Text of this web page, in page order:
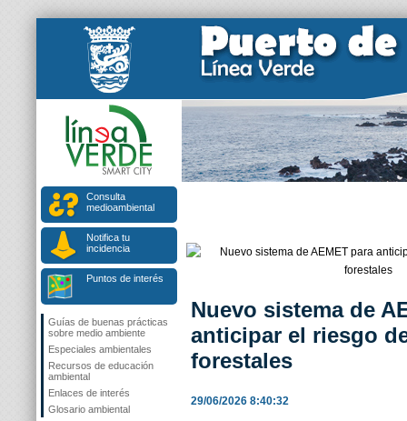
Consulta
medioambiental
Notifica tu
incidencia
Puntos de interés
Guías de buenas prácticas
sobre medio ambiente
Especiales ambientales
Recursos de educación
ambiental
Enlaces de interés
Glosario ambiental
Nuevo sistema de
anticipar el riesgo
forestales
29/06/2026 8:40:32